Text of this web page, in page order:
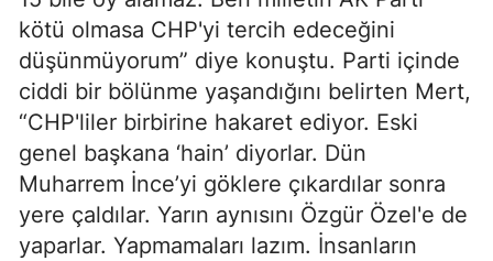
kötü olmasa CHP'yi tercih edeceğini
düşünmüyorum” diye konuştu. Parti içinde
ciddi bir bölünme yaşandığını belirten Mert,
“CHP'liler birbirine hakaret ediyor. Eski
genel başkana ‘hain’ diyorlar. Dün
Muharrem İnce’yi göklere çıkardılar sonra
yere çaldılar. Yarın aynısını Özgür Özel'e de
yaparlar. Yapmamaları lazım. İnsanların